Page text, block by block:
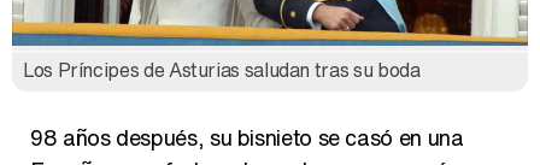
Los Príncipes de Asturias saludan tras su boda
98 años después, su bisnieto se casó en una